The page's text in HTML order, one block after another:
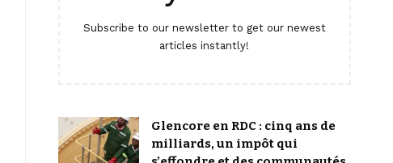
Subscribe to our newsletter to get our newest
articles instantly!
Glencore en RDC : cinq ans de
milliards, un impôt qui